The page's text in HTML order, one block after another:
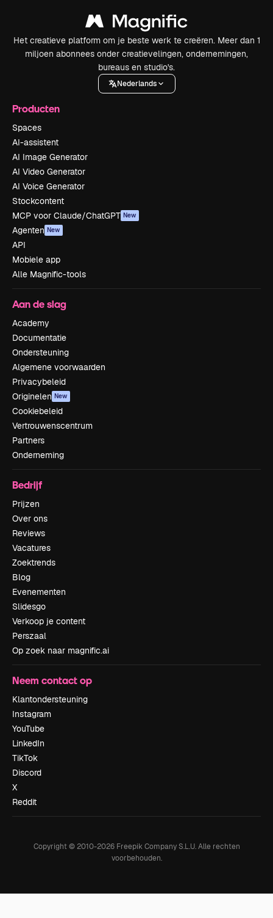
Het creatieve platform om je beste werk te creëren. Meer dan 1
miljoen abonnees onder creatievelingen, ondernemingen,
bureaus en studio's.
Nederlands
Producten
Spaces
AI-assistent
AI Image Generator
AI Video Generator
AI Voice Generator
Stockcontent
MCP voor Claude/ChatGPT New
Agenten New
API
Mobiele app
Alle Magnific-tools
Aan de slag
Academy
Documentatie
Ondersteuning
Algemene voorwaarden
Privacybeleid
Originelen New
Cookiebeleid
Vertrouwenscentrum
Partners
Onderneming
Bedrijf
Prijzen
Over ons
Reviews
Vacatures
Zoektrends
Blog
Evenementen
Slidesgo
Verkoop je content
Perszaal
Op zoek naar magnific.ai
Neem contact op
Klantondersteuning
Instagram
YouTube
LinkedIn
TikTok
Discord
X
Reddit
Copyright © 2010-2026Freepik Company S.L.U. Alle rechten
voorbehouden.